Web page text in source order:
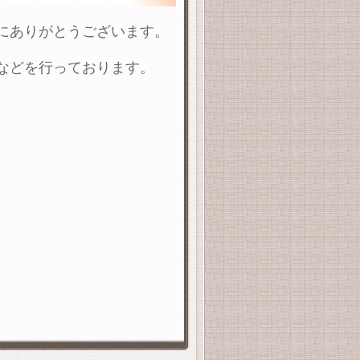
りがとうございます。
を行っております。